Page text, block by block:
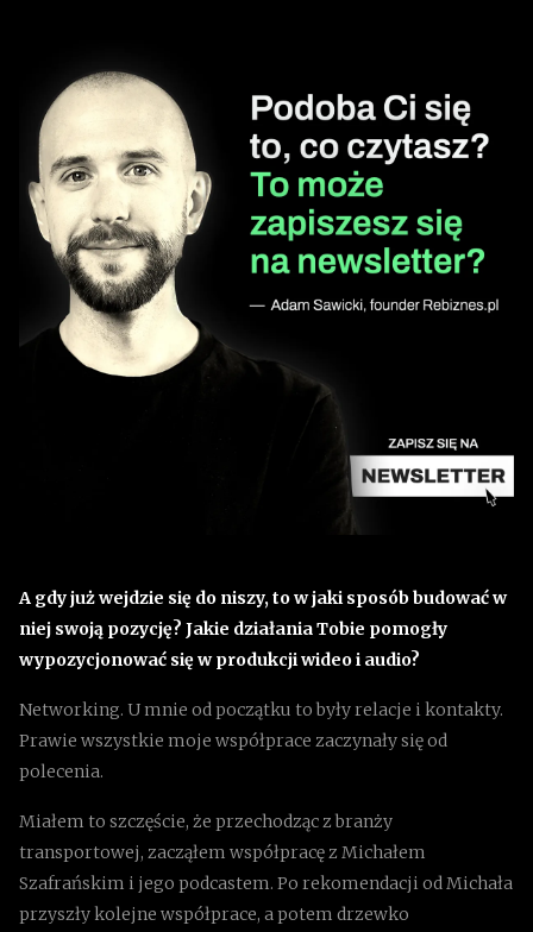
A gdy już wejdzie się do niszy, to w jaki sposób budować w
niej swoją pozycję? Jakie działania Tobie pomogły
wypozycjonować się w produkcji wideo i audio?
Networking. U mnie od początku to były relacje i kontakty.
Prawie wszystkie moje współprace zaczynały się od
polecenia.
Miałem to szczęście, że przechodząc z branży
transportowej, zacząłem współpracę z Michałem
Szafrańskim i jego podcastem. Po rekomendacji od Michała
przyszły kolejne współprace, a potem drzewko